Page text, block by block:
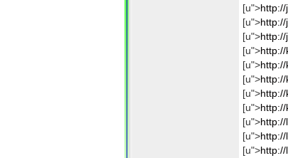
[u">
[u">
[u">
[u">
[u">
[u">
[u">
[u">
[u">
[u">
[u">